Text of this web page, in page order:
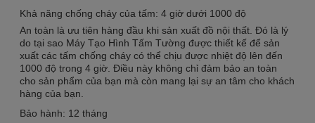
Khả năng chống cháy của tấm: 4 giờ dưới 1000 độ
An toàn là ưu tiên hàng đầu khi sản xuất đồ nội thất. Đó là lý
do tại sao Máy Tạo Hình Tấm Tường được thiết kế để sản
xuất các tấm chống cháy có thể chịu được nhiệt độ lên đến
1000 độ trong 4 giờ. Điều này không chỉ đảm bảo an toàn
cho sản phẩm của bạn mà còn mang lại sự an tâm cho khách
hàng của bạn.
Bảo hành: 12 tháng